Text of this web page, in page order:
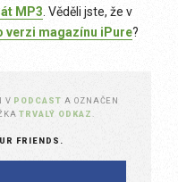
MP3. Věděli jste, že v
verzi magazínu iPure?
V PODCAST A OZNAČEN
TRVALÝ ODKAZ .
FRIENDS.